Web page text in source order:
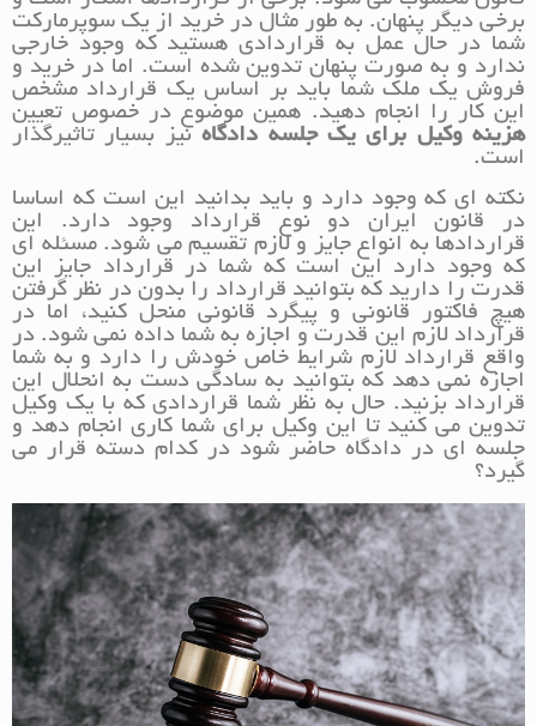
برخی دیگر پنهان. به طور مثال در خرید از یک سوپرمارکت
شما در حال عمل به قراردادی هستید که وجود خارجی
ندارد و به صورت پنهان تدوین شده است. اما در خرید و
فروش یک ملک شما باید بر اساس یک قرارداد مشخص
این کار را انجام دهید. همین موضوع در خصوص تعیین
هزینه وکیل برای یک جلسه دادگاهنیز بسیار تاثیرگذار
است.
نکته ای که وجود دارد و باید بدانید این است که اساسا
در قانون ایران دو نوع قرارداد وجود دارد. این
قراردادها به انواع جایز و لازم تقسیم می شود. مسئله ای
که وجود دارد این است که شما در قرارداد جایز این
قدرت را دارید که بتوانید قرارداد را بدون در نظر گرفتن
هیچ فاکتور قانونی و پیگرد قانونی منحل کنید، اما در
قرارداد لازم این قدرت و اجازه به شما داده نمی شود. در
واقع قرارداد لازم شرایط خاص خودش را دارد و به شما
اجازه نمی دهد که بتوانید به سادگی دست به انحلال این
قرارداد بزنید. حال به نظر شما قراردادی که با یک وکیل
تدوین می کنید تا این وکیل برای شما کاری انجام دهد و
جلسه ای در دادگاه حاضر شود در کدام دسته قرار می
گیرد؟